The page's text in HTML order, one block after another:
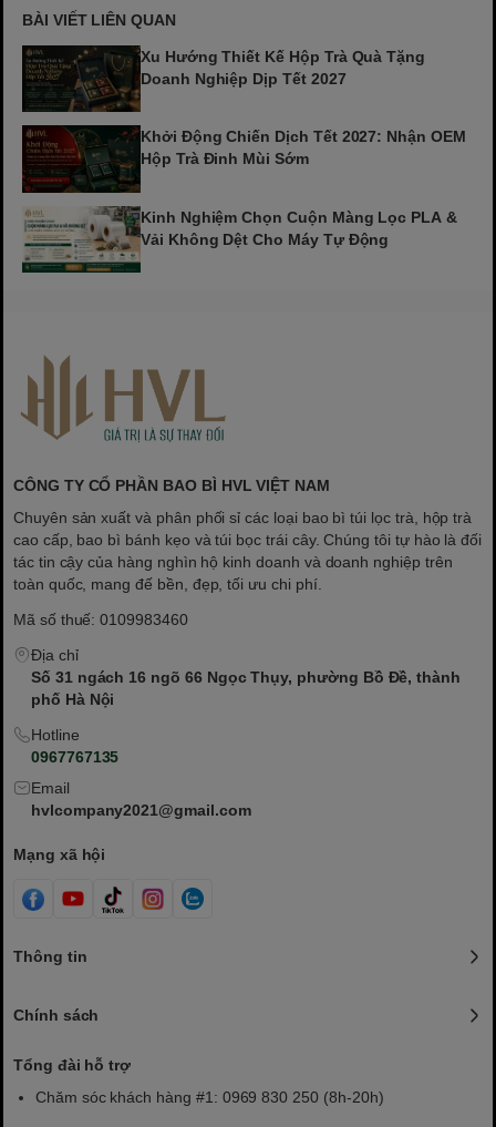
BÀI VIẾT LIÊN QUAN
Xu Hướng Thiết Kế Hộp Trà Quà Tặng
Doanh Nghiệp Dịp Tết 2027
Khởi Động Chiến Dịch Tết 2027: Nhận OEM
Hộp Trà Đinh Mùi Sớm
Kinh Nghiệm Chọn Cuộn Màng Lọc PLA &
Vải Không Dệt Cho Máy Tự Động
CÔNG TY CỔ PHẦN BAO BÌ HVL VIỆT NAM
Chuyên sản xuất và phân phối sỉ các loại bao bì túi lọc trà, hộp trà
cao cấp, bao bì bánh kẹo và túi bọc trái cây. Chúng tôi tự hào là đối
tác tin cậy của hàng nghìn hộ kinh doanh và doanh nghiệp trên
toàn quốc, mang đế bền, đẹp, tối ưu chi phí.
Mã số thuế: 0109983460
Địa chỉ
Số 31 ngách 16 ngõ 66 Ngọc Thụy, phường Bồ Đề, thành
phố Hà Nội
Hotline
0967767135
Email
hvlcompany2021@gmail.com
Mạng xã hội
Thông tin
Chính sách
Tổng đài hỗ trợ
Chăm sóc khách hàng #1: 0969 830 250 (8h-20h)